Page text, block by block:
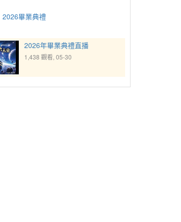
2026畢業典禮
2026年畢業典禮直播
1,438 觀看, 05-30